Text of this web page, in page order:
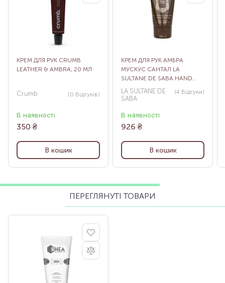
КРЕМ ДЛЯ РУК CRUMB
LEATHER & AMBRA, 20 МЛ
Crumb (0 Відгуків)
В наявності
350 ₴
В кошик
КРЕМ ДЛЯ РУК АМБРА
МУСКУС САНТАЛ LA
SULTANE DE SABA HAND
CREAM AMS, 50 МЛ
LA SULTANE DE
SABA
(4 Відгуки)
В наявності
926 ₴
В кошик
ПЕРЕГЛЯНУТІ ТОВАРИ